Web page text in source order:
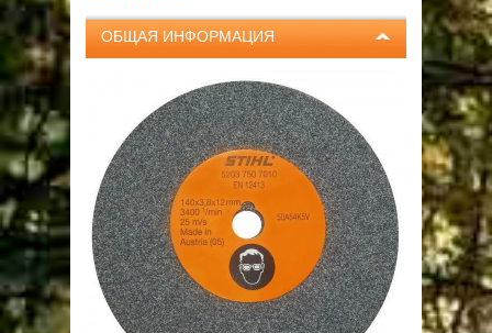
ОПЛАТА
ГАРАНТИЯ И СЕРВИС
ПОЛЬЗОВАТЕЛЬСКОЕ СОГЛАШЕНИЕ
КОНТАКТЫ
ОБЩАЯ ИНФОРМАЦИЯ